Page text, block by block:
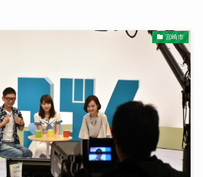
宮崎市